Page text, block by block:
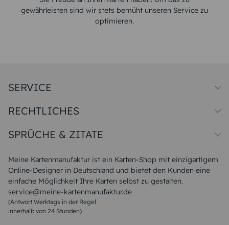
gewährleisten sind wir stets bemüht unseren Service zu
optimieren.
Meine Kartenmanufaktur ist ein Karten-Shop mit einzigartigem
Online-Designer in Deutschland und bietet den Kunden eine
einfache Möglichkeit Ihre Karten selbst zu gestalten.
service@meine-kartenmanufaktur.de
(Antwort Werktags in der Regel
innerhalb von 24 Stunden)
SERVICE
Papiersorten
Unsere Produktion
Magazin
FAQ
RECHTLICHES
Widerrufsbelehrung
SPRÜCHE & ZITATE
Liebeskummer Sprüche
Sommer Sprüche
Muttertagssprüche
Sprüche zur Hochzeit
Sprüche zur Konfirmation & Kommunion
Weihnachtsgedichte